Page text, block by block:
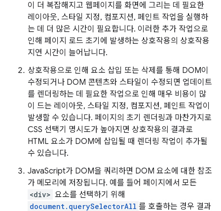
이 더 복잡해지고 웹페이지를 화면에 그리는 데 필요한
레이아웃, 스타일 지정, 컴포지션, 페인트 작업을 실행하
는 데 더 많은 시간이 필요합니다. 이러한 추가 작업으로
인해 페이지 로드 초기에 발생하는 상호작용의 상호작용
지연 시간이 늘어납니다.
상호작용으로 인해 요소 삽입 또는 삭제를 통해 DOM이
수정되거나 DOM 콘텐츠와 스타일이 수정되면 업데이트
를 렌더링하는 데 필요한 작업으로 인해 매우 비용이 많
이 드는 레이아웃, 스타일 지정, 컴포지션, 페인트 작업이
발생할 수 있습니다. 페이지의 초기 렌더링과 마찬가지로
CSS 선택기 명시도가 높아지면 상호작용의 결과로
HTML 요소가 DOM에 삽입될 때 렌더링 작업이 추가될
수 있습니다.
JavaScript가 DOM을 쿼리하면 DOM 요소에 대한 참조
가 메모리에 저장됩니다. 예를 들어 페이지에서 모든
<div> 요소를 선택하기 위해
document.querySelectorAll 를 호출하는 경우 결과